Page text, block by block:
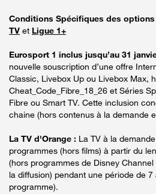
Conditions Spécifiques des options
TV et Ligue 1+
Eurosport 1 inclus jusqu’au 31
nouvelle souscription d’une offre
Classic, Livebox Up ou Livebox Max,
Cheat_Code_Fibre_18_26 et Séries
Fibre ou Smart TV. Cette inclusion
chaine (hors contenus à la demande
La TV d'Orange : La TV à la
programmes (hors films) à partir du
(hors programmes de Disney
la diffusion) pendant une période de
programme).